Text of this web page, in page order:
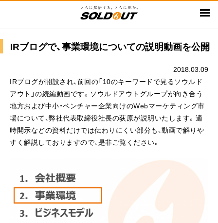
ン
ン
IRブログで、事業環境についての説明動画を公開
2018.03.09
IRブログが開設され、前回の「10のキーワードで見るソウルド
アウト」の続編動画です。ソウルドアウトグループが向き合う
地方および中小・ベンチャー企業向けのWebマーケティング市
場について、弊社代表取締役社長の荻原が説明いたします。適
時開示などの資料だけでは伝わりにくい部分も、動画で解りや
すく解説しておりますので、是非ご覧ください。